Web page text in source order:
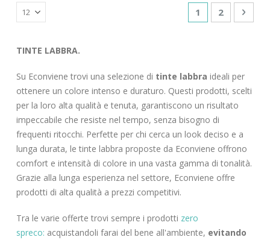
Pagina
Attualmente
1 Pagina
2
TINTE LABBRA.
Su Econviene trovi una selezione di tinte labbra ideali per
ottenere un colore intenso e duraturo. Questi prodotti, scelti
per la loro alta qualità e tenuta, garantiscono un risultato
impeccabile che resiste nel tempo, senza bisogno di
frequenti ritocchi. Perfette per chi cerca un look deciso e a
lunga durata, le tinte labbra proposte da Econviene offrono
comfort e intensità di colore in una vasta gamma di tonalità.
Grazie alla lunga esperienza nel settore, Econviene offre
prodotti di alta qualità a prezzi competitivi.
Tra le varie offerte trovi sempre i prodotti zero
spreco: acquistandoli farai del bene all'ambiente, evitando